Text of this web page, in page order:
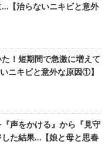
【治らないニキビと意外
！短期間で急激に増えて
ニキビと意外な原因①】
声をかける』から『見守
た結果…【娘と母と思春